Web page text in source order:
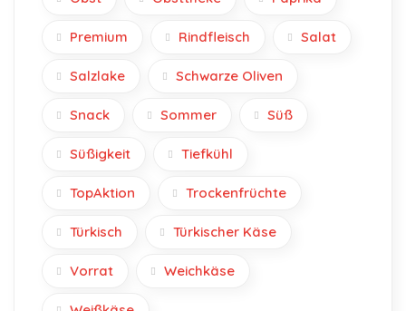
Premium Rindfleisch Salat
Salzlake Schwarze Oliven
Snack Sommer Süß
Süßigkeit Tiefkühl
TopAktion Trockenfrüchte
Türkisch Türkischer Käse
Vorrat Weichkäse